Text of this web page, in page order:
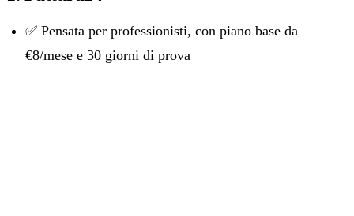
✅ Pensata per professionisti, con piano base da
€8/mese e 30 giorni di prova